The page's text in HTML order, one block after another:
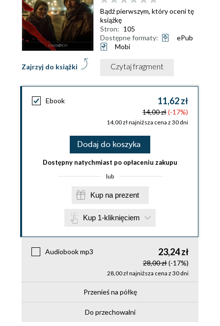
Zajrzyj do książki
Bądź pierwszym, który oceni tę
książkę
Stron: 105
Dostępne formaty:
ePub
Mobi
Czytaj fragment
Ebook 11,62 zł
14,00 zł(-17%)
14,00 zł najniższa cena z 30 dni
Dodaj do koszyka
Dostępny natychmiast po opłaceniu zakupu
lub
Kup na prezent
Kup 1-kliknięciem
Audiobook mp3 23,24 zł
28,00 zł(-17%)
28,00 zł najniższa cena z 30 dni
Przenieś na półkę
Do przechowalni